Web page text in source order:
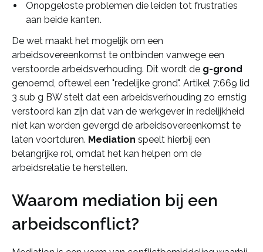
Onopgeloste problemen die leiden tot frustraties
aan beide kanten.
De wet maakt het mogelijk om een
arbeidsovereenkomst te ontbinden vanwege een
verstoorde arbeidsverhouding. Dit wordt de g-grond
genoemd, oftewel een "redelijke grond". Artikel 7:669 lid
3 sub g BW stelt dat een arbeidsverhouding zo ernstig
verstoord kan zijn dat van de werkgever in redelijkheid
niet kan worden gevergd de arbeidsovereenkomst te
laten voortduren. Mediation speelt hierbij een
belangrijke rol, omdat het kan helpen om de
arbeidsrelatie te herstellen.
Waarom mediation bij een
arbeidsconflict?